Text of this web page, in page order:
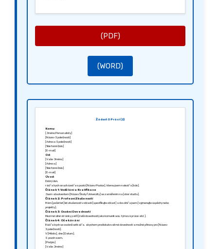
(PDF)
(WORD)
Žádost O Práci (2)
Komu:
[Jméno Personalisty]
[Název Společnosti]
[Adresa Společnosti]
[Telefonní číslo]
[E-mail]
Od:
[Vaše Jméno]
[Adresa]
[Telefonní číslo]
[E-mail]
Úvod:
Dobrý den,
rád/a bych se ucházel/a o pozici [Název Pozice], kterou jsem nalezl/a [kde].
Článek 1: Vzdělání a Kvalifikace
Jsem absolventem [Název Školy/Univerzity] se zaměřením na [obor studia].
Článek 2: Profesní Zkušenosti
Mám [počet let] let zkušeností v oblasti [specifikujte oblast] a dosáhl/a jsem [vyjmenujte úspěchy nebo
projekty].
Článek 3: Osobní Dovednosti
Mezi mé silné stránky patří [další dovednosti jako komunikace, týmová práce atd.].
Článek 4: Očekávání
Rád/a bych se osobně setkal/a, abychom prodiskutovali mé dovednosti a možné přínosy pro [Název
Společnosti].
V [Město], dne [Datum].
S pozdravem,
[Podpis]
[Vaše Jméno]